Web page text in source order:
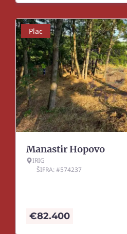
Plac
Manastir Hopovo
IRIG
ŠIFRA: #574237
€82.400